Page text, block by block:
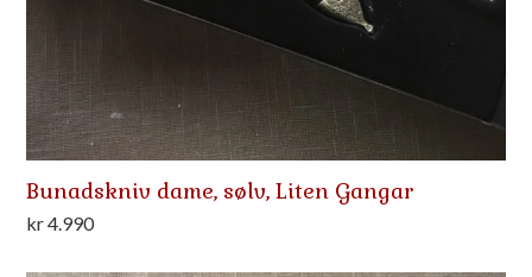
Bunadskniv dame, sølv, Liten Gangar
kr4.990